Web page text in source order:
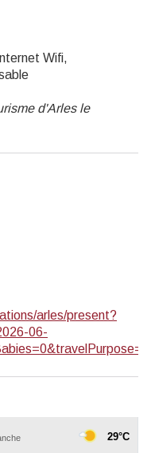
Wifi,
d'Arles le
arles/present?
06-